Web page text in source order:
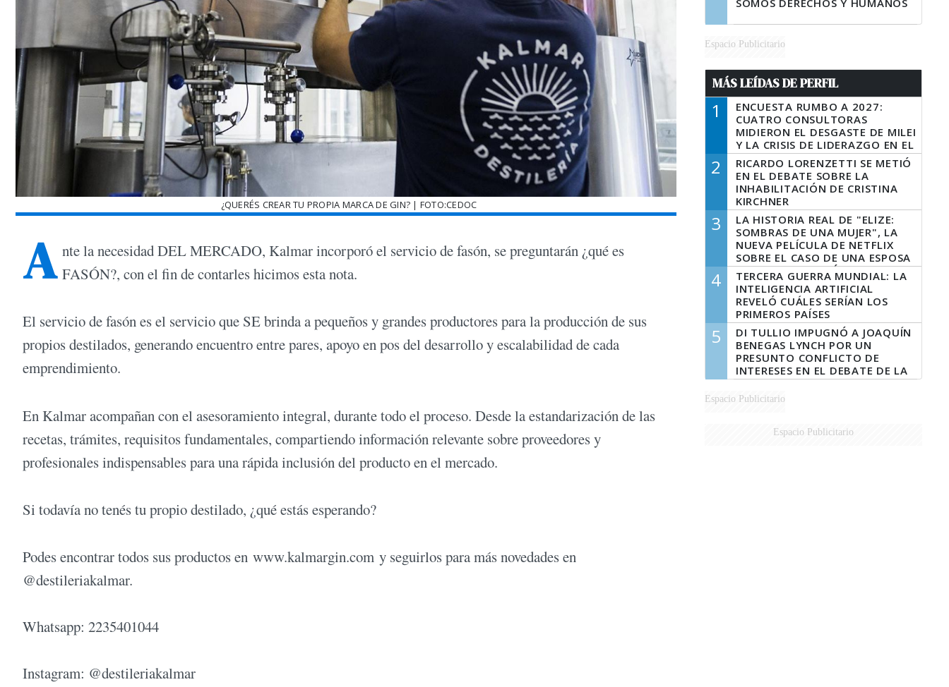
¿QUERÉS CREAR TU PROPIA MARCA DE GIN? | FOTO:CEDOC
A nte la necesidad DEL MERCADO, Kalmar incorporó el servicio de fasón, se preguntarán ¿qué es
FASÓN?, con el fin de contarles hicimos esta nota.
El servicio de fasón es el servicio que SE brinda a pequeños y grandes productores para la producción de sus
propios destilados, generando encuentro entre pares, apoyo en pos del desarrollo y escalabilidad de cada
emprendimiento.
En Kalmar acompañan con el asesoramiento integral, durante todo el proceso. Desde la estandarización de las
recetas, trámites, requisitos fundamentales, compartiendo información relevante sobre proveedores y
profesionales indispensables para una rápida inclusión del producto en el mercado.
Si todavía no tenés tu propio destilado, ¿qué estás esperando?
Podes encontrar todos sus productos en www.kalmargin.com y seguirlos para más novedades en
@destileriakalmar.
Whatsapp: 2235401044
Instagram: @destileriakalmar
SOMOS DERECHOS Y HUMANOS
Espacio Publicitario
MÁS LEÍDAS DE PERFIL
1
ENCUESTA RUMBO A 2027:
CUATRO CONSULTORAS
MIDIERON EL DESGASTE DE MILEI
Y LA CRISIS DE LIDERAZGO EN EL
PERONISMO
2
RICARDO LORENZETTI SE METIÓ
EN EL DEBATE SOBRE LA
INHABILITACIÓN DE CRISTINA
KIRCHNER
3
LA HISTORIA REAL DE "ELIZE:
SOMBRAS DE UNA MUJER", LA
NUEVA PELÍCULA DE NETFLIX
SOBRE EL CASO DE UNA ESPOSA
QUE DESCUARTIZÓ A SU
MARIDO
4
TERCERA GUERRA MUNDIAL: LA
INTELIGENCIA ARTIFICIAL
REVELÓ CUÁLES SERÍAN LOS
PRIMEROS PAÍSES
LATINOAMERICANOS EN SER
DERROTADOS
5
DI TULLIO IMPUGNÓ A JOAQUÍN
BENEGAS LYNCH POR UN
PRESUNTO CONFLICTO DE
INTERESES EN EL DEBATE DE LA
LEY DE TIERRAS
Espacio Publicitario
Espacio Publicitario